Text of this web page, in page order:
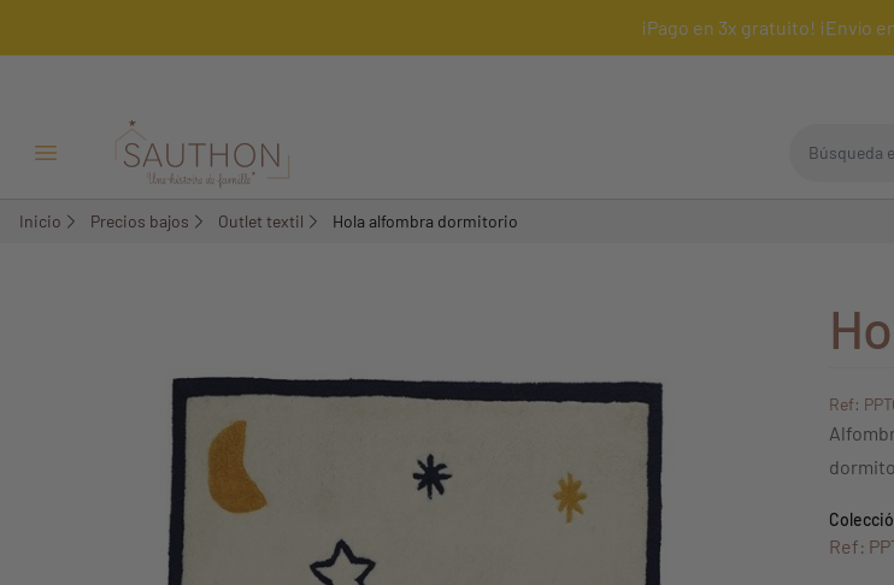
¡Pago en 3x gratuito! ¡Envío
Menú Abrir/Cerrar
Inicio Precios bajos Outlet textil Hola alfombra dormitorio
Ref:
Ref: